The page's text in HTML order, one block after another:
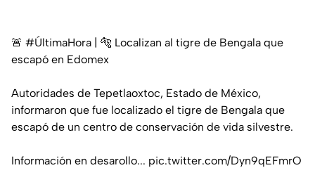
🚨 #ÚltimaHora | 🐅 Localizan al tigre de Bengala que
escapó en Edomex
Autoridades de Tepetlaoxtoc, Estado de México,
informaron que fue localizado el tigre de Bengala que
escapó de un centro de conservación de vida silvestre.
Información en desarollo... pic.twitter.com/Dyn9qEFmrO